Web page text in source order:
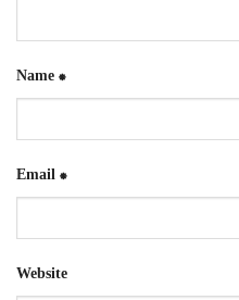
Name *
Email *
Website